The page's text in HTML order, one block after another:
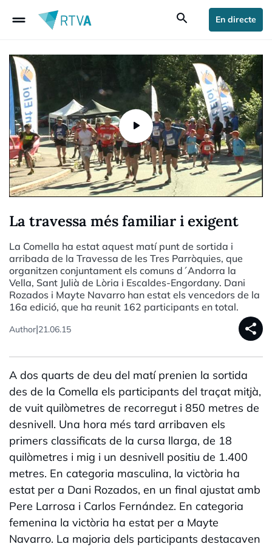
drag_handle search En directe
La travessa més familiar i exigent
La Comella ha estat aquest matí punt de sortida i
arribada de la Travessa de les Tres Parròquies, que
organitzen conjuntament els comuns d´Andorra la
Vella, Sant Julià de Lòria i Escaldes-Engordany. Dani
Rozados i Mayte Navarro han estat els vencedors de la
16a edició, que ha reunit 162 participants en total.
Author|21.06.15 share
A dos quarts de deu del matí prenien la sortida
des de la Comella els participants del traçat mitjà,
de vuit quilòmetres de recorregut i 850 metres de
desnivell. Una hora més tard arribaven els
primers classificats de la cursa llarga, de 18
quilòmetres i mig i un desnivell positiu de 1.400
metres. En categoria masculina, la victòria ha
estat per a Dani Rozados, en un final ajustat amb
Pere Larrosa i Carlos Fernández. En categoria
femenina la victòria ha estat per a Mayte
Navarro. La majoria dels participants destacaven